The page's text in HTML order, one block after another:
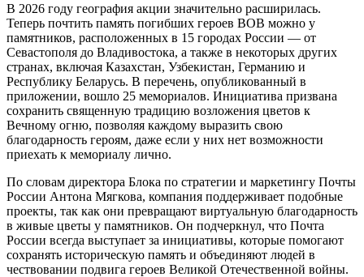
В 2026 году география акции значительно расширилась.
Теперь почтить память погибших героев ВОВ можно у
памятников, расположенных в 15 городах России — от
Севастополя до Владивостока, а также в некоторых других
странах, включая Казахстан, Узбекистан, Германию и
Республику Беларусь. В перечень, опубликованный в
приложении, вошло 25 мемориалов. Инициатива призвана
сохранить священную традицию возложения цветов к
Вечному огню, позволяя каждому выразить свою
благодарность героям, даже если у них нет возможности
приехать к мемориалу лично.
По словам директора Блока по стратегии и маркетингу Почты
России Антона Мягкова, компания поддерживает подобные
проекты, так как они превращают виртуальную благодарность
в живые цветы у памятников. Он подчеркнул, что Почта
России всегда выступает за инициативы, которые помогают
сохранять историческую память и объединяют людей в
чествовании подвига героев Великой Отечественной войны.